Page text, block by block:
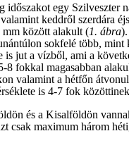
időszakot egy Szilveszter
keddről szerdára
mm között alakult (1. ábra
sokfelé több,
is jut a vízből, ami a
8 fokkal magasabban
valamint a hétfőn
is 4-7 fok
és a Kisalföldön
csak maximum három